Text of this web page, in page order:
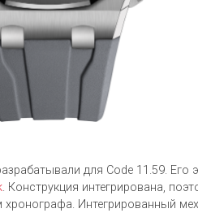
для Code 11.59. Его
. Конструкция интегрирована,
Интегрированный